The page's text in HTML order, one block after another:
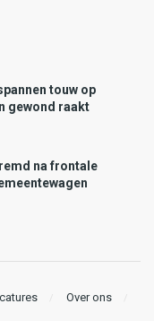
touw op
gewond raakt
na frontale
Over ons